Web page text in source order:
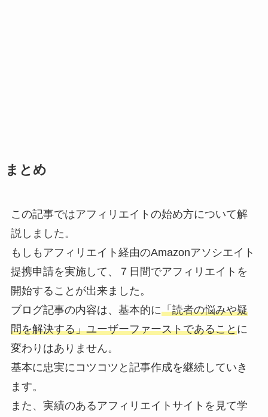
まとめ
この記事ではアフィリエイトの始め方について解
説しました。
もしもアフィリエイト経由のAmazonアソシエイト
提携申請を実施して、７日間でアフィリエイトを
開始することが出来ました。
ブログ記事の内容は、基本的に「読者の悩みや疑
問を解決する」ユーザーファーストであることに
変わりはありません。
基本に忠実にコツコツと記事作成を継続していき
ます。
また、実績のあるアフィリエイトサイトを見て学